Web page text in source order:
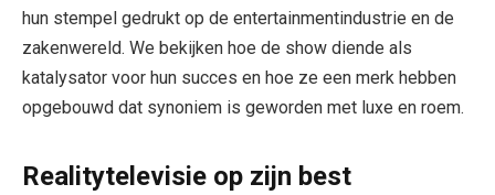
hun stempel gedrukt op de entertainmentindustrie en de
zakenwereld. We bekijken hoe de show diende als
katalysator voor hun succes en hoe ze een merk hebben
opgebouwd dat synoniem is geworden met luxe en roem.
Realitytelevisie op zijn best